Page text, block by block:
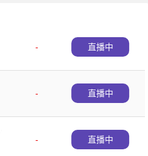
-
直播中
-
直播中
-
直播中